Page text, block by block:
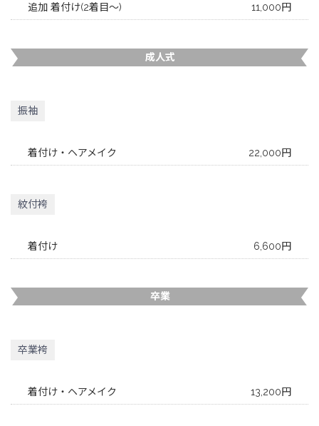
追加 着付け(2着目～) 11,000円
成人式
振袖
着付け・ヘアメイク 22,000円
紋付袴
着付け 6,600円
卒業
卒業袴
着付け・ヘアメイク 13,200円